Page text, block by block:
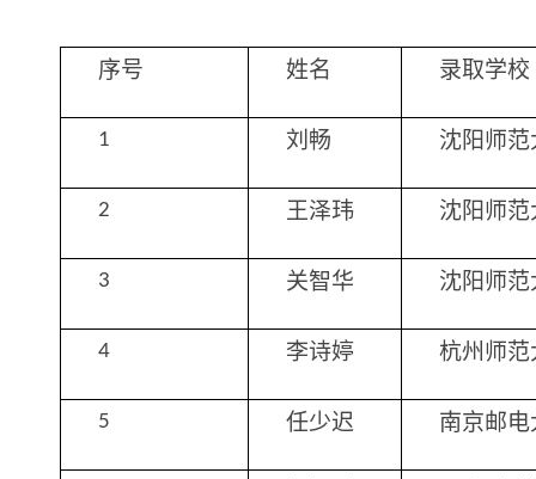
序号 姓名 录取学校
1 刘畅 沈阳师范
2 王泽玮 沈阳师范
3 关智华 沈阳师范
4 李诗婷 杭州师范
5 任少迟 南京邮电